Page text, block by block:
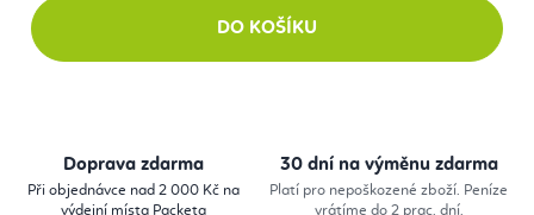
DO KOŠÍKU
Doprava zdarma
Při objednávce nad 2 000 Kč na
výdejní místa Packeta
30 dní na výměnu zdarma
Platí pro nepoškozené zboží. Peníze
vrátíme do 2 prac. dní.